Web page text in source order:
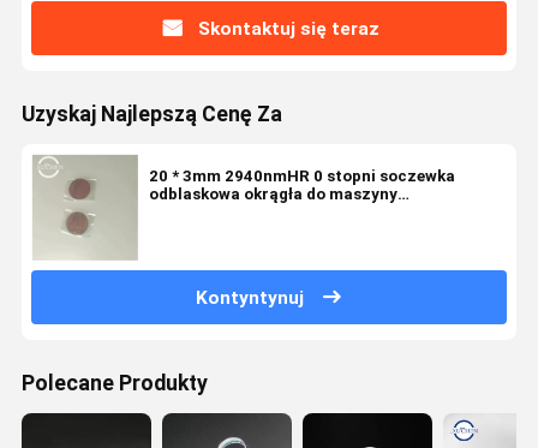
Skontaktuj się teraz
Uzyskaj Najlepszą Cenę Za
20 * 3mm 2940nmHR 0 stopni soczewka
odblaskowa okrągła do maszyny
Kontyntynuj
Polecane Produkty